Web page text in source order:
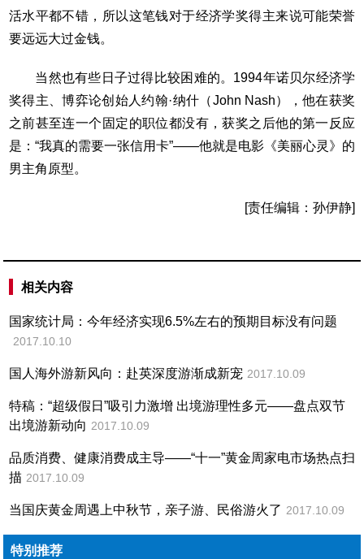
活水平都不错，所以这笔钱对于经济学奖得主来说可能荣誉
要远远大过金钱。
当然也有些日子过得比较困难的。1994年诺贝尔经济学
奖得主、博弈论创始人约翰·纳什（John Nash），他在获奖
之前甚至连一个固定的职位都没有，获奖之后他的第一反应
是：“我真的需要一张信用卡”——他就是电影《美丽心灵》的
男主角原型。
[责任编辑：孙伊静]
相关内容
国家统计局：今年经济实现6.5%左右的预期目标没有问题
2017.10.10
国人海外游新风向：赴英深度游渐成新宠 2017.10.09
特稿：“超级假日”吸引力激增 出境游理性多元——盘点双节
出境游新动向 2017.10.09
品质消费、健康消费成主导——“十一”黄金周家电市场热点扫
描 2017.10.09
当国庆黄金周遇上中秋节，亲子游、民俗游火了 2017.10.09
特别推荐